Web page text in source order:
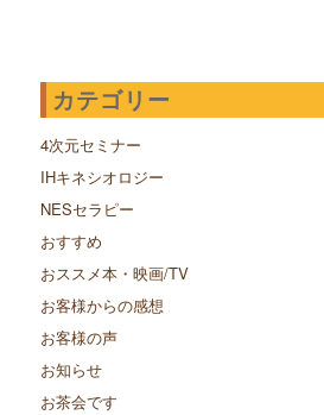
カテゴリー
4次元セミナー
IHキネシオロジー
NESセラピー
おすすめ
おススメ本・映画/TV
お客様からの感想
お客様の声
お知らせ
お茶会です